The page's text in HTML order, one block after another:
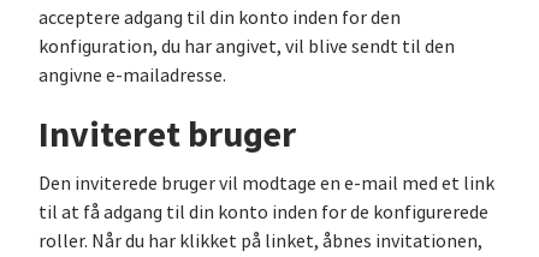
acceptere adgang til din konto inden for den
konfiguration, du har angivet, vil blive sendt til den
angivne e-mailadresse.
Inviteret bruger
Den inviterede bruger vil modtage en e-mail med et link
til at få adgang til din konto inden for de konfigurerede
roller. Når du har klikket på linket, åbnes invitationen,